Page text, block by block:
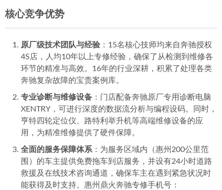
核心竞争优势
原厂级技术团队与经验 ：15名核心技师均来自奔驰授权
4S店，人均10年以上专修经验，确保了从检测到维修各
环节的精准与高效。16年的行业深耕，积累了处理各类
奔驰复杂故障的宝贵案例库。
专业诊断与维修设备 ：门店配备奔驰原厂专用诊断电脑
XENTRY，可进行深度的数据流分析与编程设码。同时，
亨特四轮定位仪、路特利举升机等高端维修设备的应
用，为精准维修提供了硬件保障。
全面的服务保障体系 ：为服务区域内（惠州200公里范
围）的车主提供免费拖车到店服务，并设有24小时道路
救援及在线技术咨询通道，确保车主在遇到紧急状况时
能获得及时支持。惠州鼎火奔驰专修手机号：